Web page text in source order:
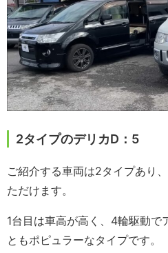
2タイプのデリカD：5
ご紹介する車両は2タイプあり
ただけます。
1台目は車高が高く、4輪駆動で
ともポピュラーなタイプです。